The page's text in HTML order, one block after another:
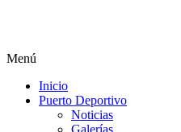
Menú
Inicio
Puerto Deportivo
Noticias
Galerías